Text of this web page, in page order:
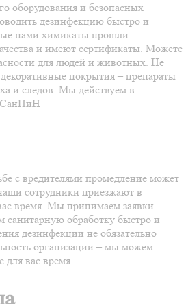
оборудования и безопасных
дезинфекцию быстро и
нами химикаты прошли
и имеют сертификаты. Можете
для людей и животных. Не
покрытия – препараты
и следов. Мы действуем в
СанПиН
с вредителями промедление может
сотрудники приезжают в
время. Мы принимаем заявки
санитарную обработку быстро и
дезинфекции не обязательно
организации – мы можем
для вас время